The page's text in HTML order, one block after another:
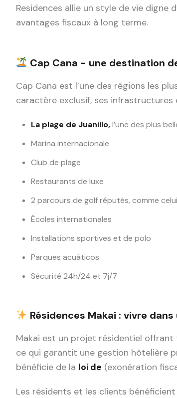
Residences allie un style de vie digne
avantages fiscaux à long terme.
Cap Cana - une destination
Cap Cana est l’une des régions les
caractère exclusif, ses infrastructures
La plage de Juanillo,l’une des plus
Marina internacionale
Club de plage
Restaurants de luxe
2 parcours de golf réputés, comme
Écoles internationales
Installations sportives et de polo
Parques acuáticos
Sécurité 24h/24 et 7j/7
Résidences Makai : vivre
Makai est un projet résidentiel offrant
ce qui garantit une gestion hôtelière
bénéficie de la loi de (exonération
Les résidents et les clients